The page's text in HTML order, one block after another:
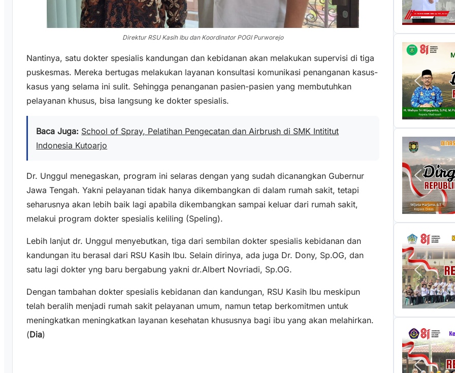
Direktur RSU Kasih Ibu dan Koordinator POGI Purworejo
Nantinya, satu dokter spesialis kandungan dan kebidanan akan melakukan supervisi di tiga
puskesmas. Mereka bertugas melakukan layanan konsultasi komunikasi penanganan kasus-
kasus yang selama ini sulit. Sehingga penanganan pasien-pasien yang membutuhkan
pelayanan khusus, bisa langsung ke dokter spesialis.
Baca Juga: School of Spray, Pelatihan Pengecatan dan Airbrush di SMK Intititut
Indonesia Kutoarjo
Dr. Unggul menegaskan, program ini selaras dengan yang sudah dicanangkan Gubernur
Jawa Tengah. Yakni pelayanan tidak hanya dikembangkan di dalam rumah sakit, tetapi
seharusnya akan lebih baik lagi apabila dikembangkan sampai keluar dari rumah sakit,
melakui program dokter spesialis keliling (Speling).
Lebih lanjut dr. Unggul menyebutkan, tiga dari sembilan dokter spesialis kebidanan dan
kandungan itu berasal dari RSU Kasih Ibu. Selain dirinya, ada juga Dr. Dony, Sp.OG, dan
satu lagi dokter yng baru bergabung yakni dr.Albert Novriadi, Sp.OG.
Dengan tambahan dokter spesialis kebidanan dan kandungan, RSU Kasih Ibu meskipun
telah beralih menjadi rumah sakit pelayanan umum, namun tetap berkomitmen untuk
meningkatkan meningkatkan layanan kesehatan khususnya bagi ibu yang akan melahirkan.
(Dia)